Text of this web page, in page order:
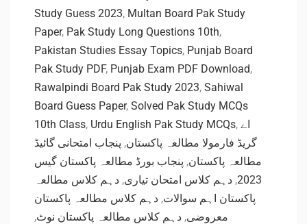
Study Guess 2023, Multan Board Pak Study
Paper, Pak Study Long Questions 10th,
Pakistan Studies Essay Topics, Punjab Board
Pak Study PDF, Punjab Exam PDF Download,
Rawalpindi Board Pak Study 2023, Sahiwal
Board Guess Paper, Solved Pak Study MCQs
10th Class, Urdu English Pak Study MCQs, اے
گریڈ فارمولا مطالعہ پاکستان, پنجاب امتحانی گائیڈ
مطالعہ پاکستان, پنجاب بورڈ مطالعہ پاکستان گیس
2023
, دہم کلاس امتحان تیاری, دہم کلاس مطالعہ
پاکستان اہم سوالات, دہم کلاس مطالعہ پاکستان
معروضی, دہم کلاس مطالعہ پاکستان نوٹ,